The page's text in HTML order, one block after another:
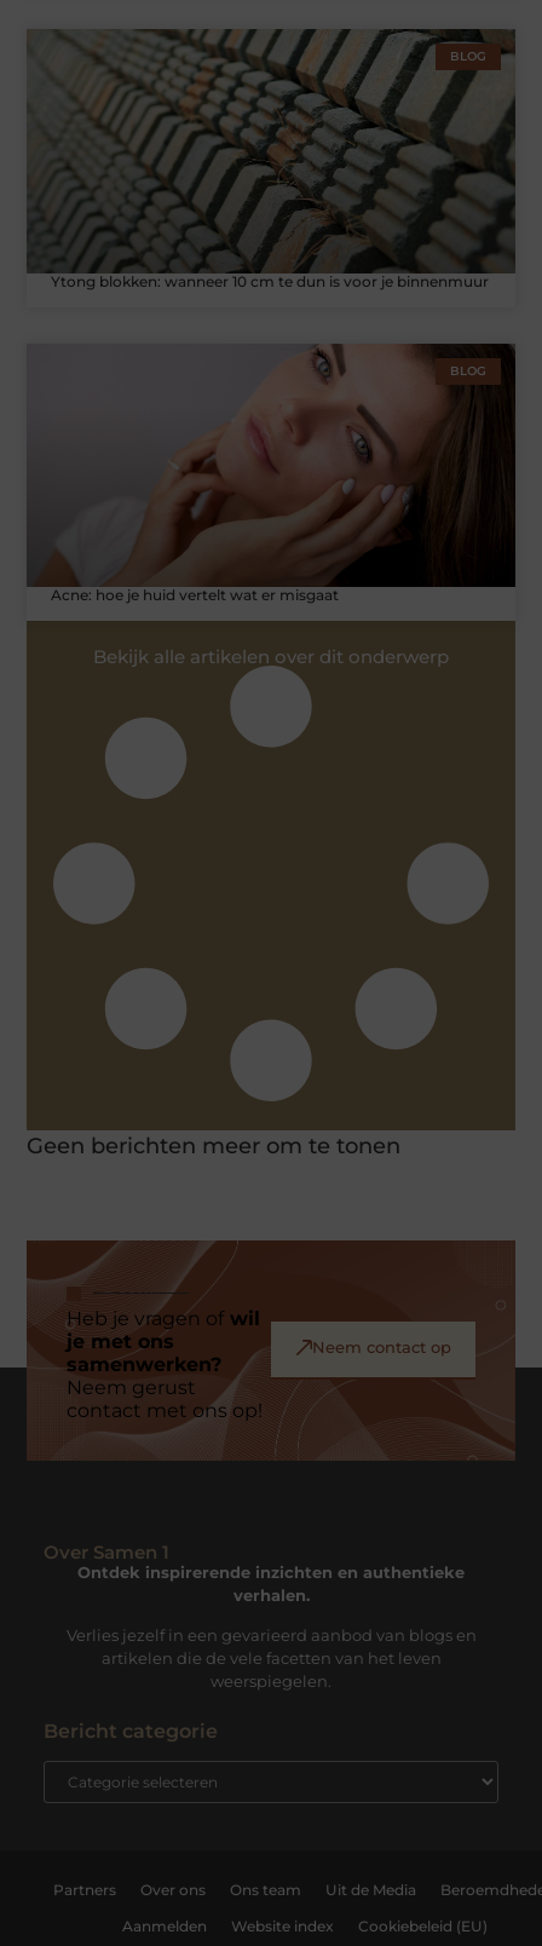
BLOG
Ytong blokken: wanneer 10 cm te dun is voor je binnenmuur
BLOG
Acne: hoe je huid vertelt wat er misgaat
Bekijk alle artikelen over dit onderwerp
Geen berichten meer om te tonen
Heb je vragen ofwil
je met ons
samenwerken?
Neem gerust
contact met ons op!
Neem contact op
Over Samen 1
Ontdek inspirerende inzichten en authentieke
verhalen.
Verlies jezelf in een gevarieerd aanbod van blogs en
artikelen die de vele facetten van het leven
weerspiegelen.
Bericht categorie
Partners Over ons Ons team Uit de Media
Aanmelden Website index Cookiebeleid (EU)